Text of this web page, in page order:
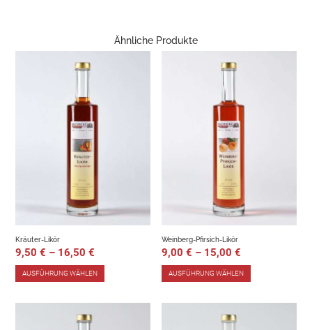
Ähnliche Produkte
Kräuter-Likör
9,50€ – 16,50€
AUSFÜHRUNG WÄHLEN
Weinberg-Pfirsich-Likör
9,00€ – 15,00€
AUSFÜHRUNG WÄHLEN